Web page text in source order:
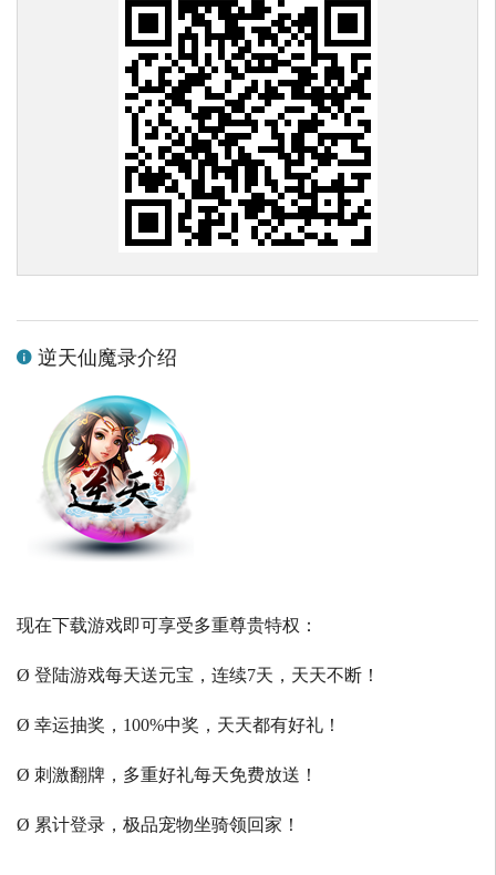
逆天仙魔录介绍
现在下载游戏即可享受多重尊贵特权：
Ø 登陆游戏每天送元宝，连续7天，天天不断！
Ø 幸运抽奖，100%中奖，天天都有好礼！
Ø 刺激翻牌，多重好礼每天免费放送！
Ø 累计登录，极品宠物坐骑领回家！